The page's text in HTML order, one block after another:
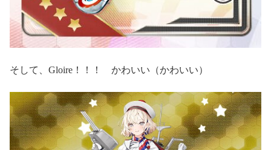
そして、Gloire！！！ かわいい（かわいい）